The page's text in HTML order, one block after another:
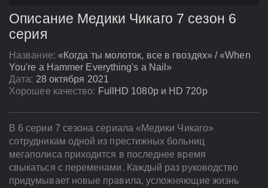
Описание Медики Чикаго 7 сезон 6
серия
Название: «Когда ты молоток, все в гвоздях» / «When
You're a Hammer Everything's a Nail»
Дата: 28 октября 2021
Хорошее качество: FullHD 1080p и HD 720p
В 6 серии 7 сезона сериала «Медики Чикаго»
сотрудникам одной из престижных больниц
мегаполиса приходится в последнее время
свыкаться с переменами. Каждый раз руководство
придумывает новые правила, усложняющие жизнь